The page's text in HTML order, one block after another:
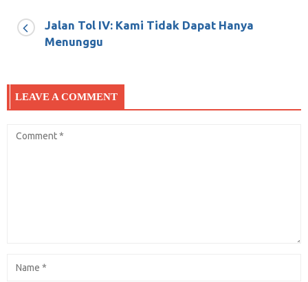
Jalan Tol IV: Kami Tidak Dapat Hanya
Menunggu
LEAVE A COMMENT